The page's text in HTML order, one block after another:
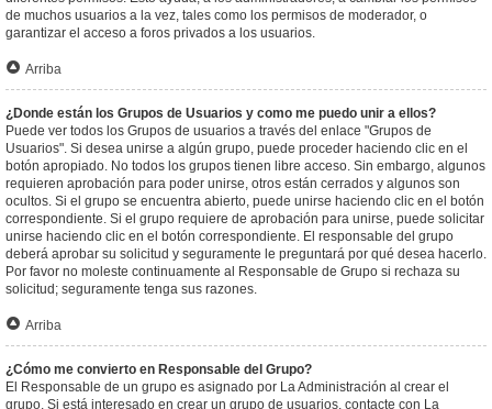
de muchos usuarios a la vez, tales como los permisos de moderador, o
garantizar el acceso a foros privados a los usuarios.
Arriba
¿Donde están los Grupos de Usuarios y como me puedo unir a ellos?
Puede ver todos los Grupos de usuarios a través del enlace "Grupos de
Usuarios". Si desea unirse a algún grupo, puede proceder haciendo clic en el
botón apropiado. No todos los grupos tienen libre acceso. Sin embargo, algunos
requieren aprobación para poder unirse, otros están cerrados y algunos son
ocultos. Si el grupo se encuentra abierto, puede unirse haciendo clic en el botón
correspondiente. Si el grupo requiere de aprobación para unirse, puede solicitar
unirse haciendo clic en el botón correspondiente. El responsable del grupo
deberá aprobar su solicitud y seguramente le preguntará por qué desea hacerlo.
Por favor no moleste continuamente al Responsable de Grupo si rechaza su
solicitud; seguramente tenga sus razones.
Arriba
¿Cómo me convierto en Responsable del Grupo?
El Responsable de un grupo es asignado por La Administración al crear el
grupo. Si está interesado en crear un grupo de usuarios, contacte con La